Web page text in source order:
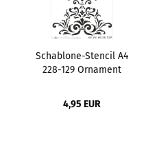
Schablone-Stencil A4
228-129 Ornament
4,95 EUR